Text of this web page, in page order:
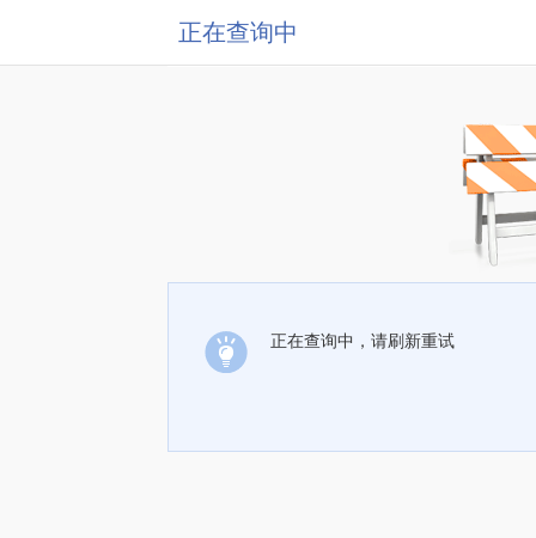
正在查询中
正在查询中，请刷新重试